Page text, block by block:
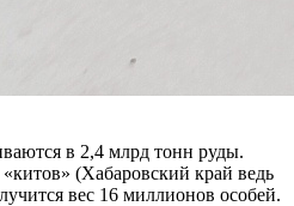
в 2,4 млрд тонн руды.
(Хабаровский край ведь
вес 16 миллионов особей.